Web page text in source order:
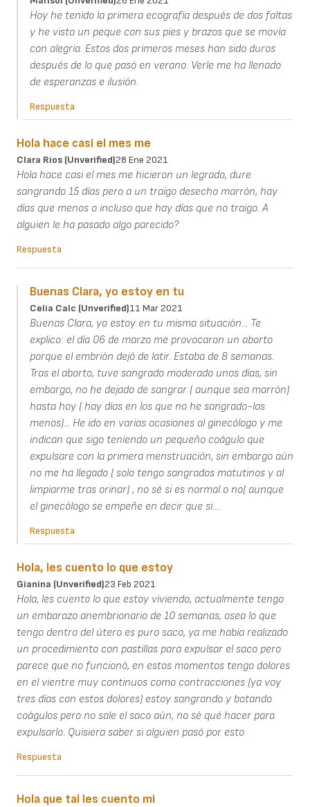
Hoy he tenido la primera ecografía después de dos faltas
y he visto un peque con sus pies y brazos que se movía
con alegría. Estos dos primeros meses han sido duros
después de lo que pasó en verano. Verle me ha llenado
de esperanzas e ilusión.
Respuesta
Hola hace casi el mes me
Clara Rios (unverified)28 Ene 2021
Hola hace casi el mes me hicieron un legrado, dure
sangrando 15 días pero a un traigo desecho marrón, hay
días que menos o incluso que hay días que no traigo. A
alguien le ha pasado algo parecido?
Respuesta
Buenas Clara, yo estoy en tu
Celia Calc (unverified)11 Mar 2021
Buenas Clara, yo estoy en tu misma situación... Te
explico: el día 06 de marzo me provocaron un aborto
porque el embrión dejó de latir. Estaba de 8 semanas.
Tras el aborto, tuve sangrado moderado unos días, sin
embargo, no he dejado de sangrar ( aunque sea marrón)
hasta hoy ( hay días en los que no he sangrado-los
menos)... He ido en varias ocasiones al ginecólogo y me
indican que sigo teniendo un pequeño coágulo que
expulsare con la primera menstruación, sin embargo aún
no me ha llegado ( solo tengo sangrados matutinos y al
limpiarme tras orinar) , no sé si es normal o no( aunque
el ginecólogo se empeñe en decir que si....
Respuesta
Hola, les cuento lo que estoy
Gianina (unverified)23 Feb 2021
Hola, les cuento lo que estoy viviendo, actualmente tengo
un embarazo anembrionario de 10 semanas, osea lo que
tengo dentro del útero es puro saco, ya me había realizado
un procedimiento con pastillas para expulsar el saco pero
parece que no funcionó, en estos momentos tengo dolores
en el vientre muy continuos como contracciones (ya voy
tres días con estos dolores) estoy sangrando y botando
coágulos pero no sale el saco aún, no sé qué hacer para
expulsarlo. Quisiera saber si alguien pasó por esto
Respuesta
Hola que tal les cuento mi